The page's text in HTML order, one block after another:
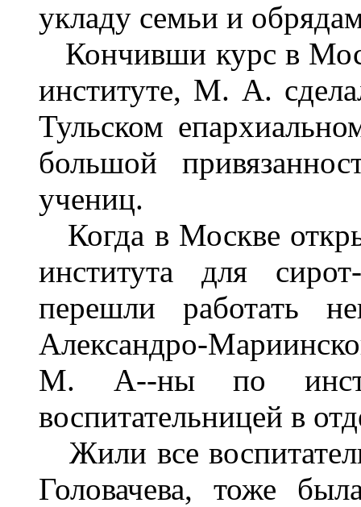
укладу семьи и
Кончивши курс в
институте, М. А.
Тульском
большой
учениц.
Когда в Москве
института для
перешли работать
Александро-
М. А--ны по
воспитательницей в
Жили все
Головачева, тоже